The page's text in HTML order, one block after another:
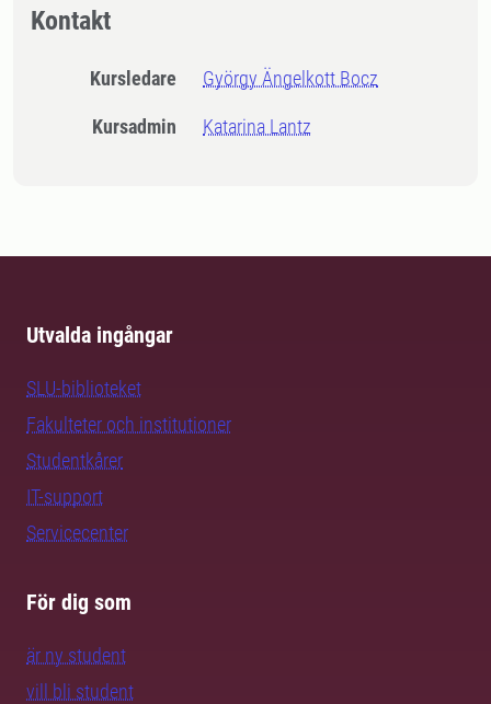
Kontakt
Kursledare György Ängelkott Bocz
Kursadmin Katarina Lantz
Utvalda ingångar
SLU-biblioteket
Fakulteter och institutioner
Studentkårer
IT-support
Servicecenter
För dig som
är ny student
vill bli student